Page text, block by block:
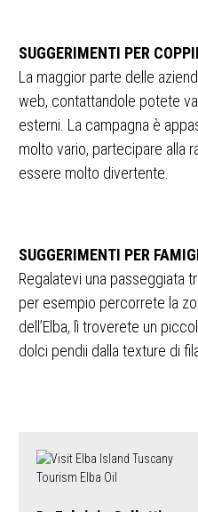
SUGGERIMENTI PER
La maggior parte delle
web, contattandole potete
esterni. La campagna è
molto vario, partecipare alla
essere molto divertente.
SUGGERIMENTI PER
Regalatevi una passeggiata
per esempio percorrete la
dell’Elba, lì troverete un
dolci pendii dalla texture di